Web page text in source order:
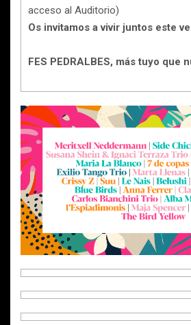
acceso al Auditorio)
Os invitamos a vivir juntos este
FES PEDRALBES, más tuyo que